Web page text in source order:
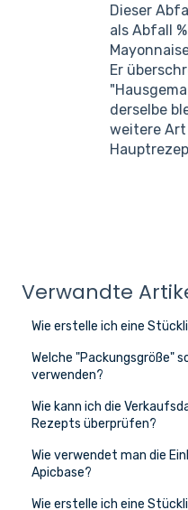
Dieser
als Abfall
Er
derselbe
weitere
Verwandte
Wie erstelle ich eine
Welche "Packungsgröße"
verwenden?
Wie kann ich die
Rezepts überprüfen?
Wie verwendet man die
Apicbase?
Wie erstelle ich eine